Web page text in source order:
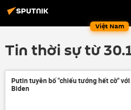
Việt Nam
Tin thời sự từ
Putin tuyên bố "chiếu tướng hết cờ" với
Biden